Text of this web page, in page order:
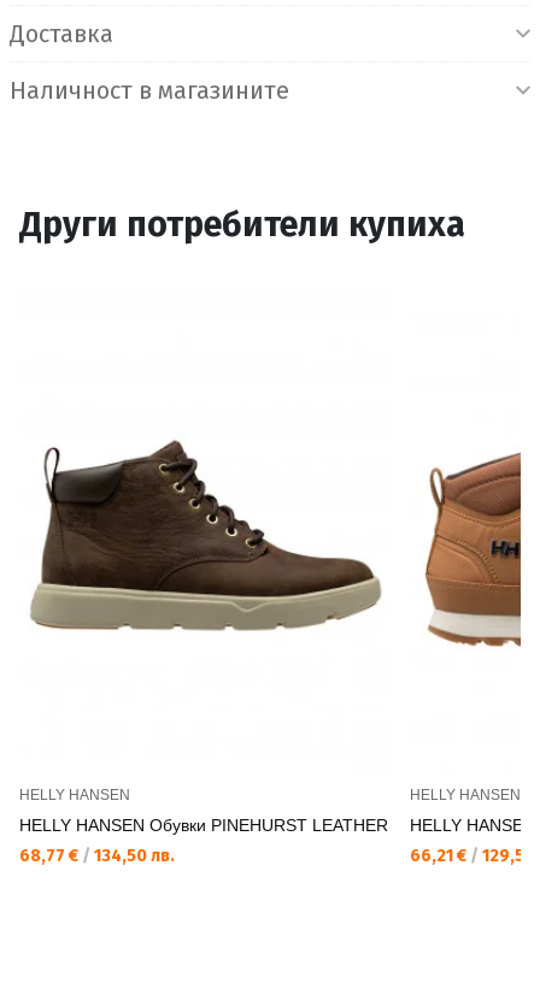
Доставка
Наличност в магазините
Други потребители купиха
HELLY HANSEN
HELLY HANSEN Обувки PINEHURST LEATHER
68,77 € / 134,50 лв.
HELLY HANSEN
HELLY
66,21 € / 129,50